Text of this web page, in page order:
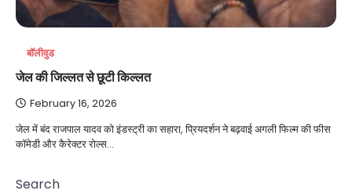
बॉलीवुड
जेल की जिल्लत से छूटी किल्लत
February 16, 2026
जेल में बंद राजपाल यादव को इंडस्ट्री का सहारा, प्रियदर्शन ने बढ़वाई अगली फिल्म की फीस
कॉमेडी और कैरेक्टर रोल्स…
Search